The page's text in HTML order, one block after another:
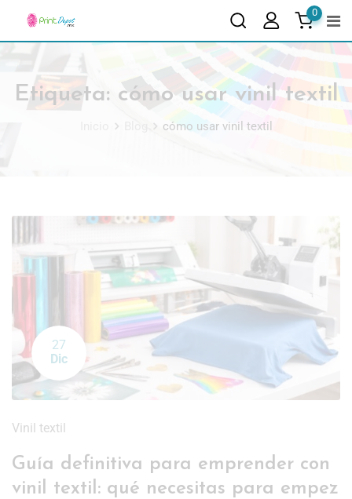
0
Etiqueta: cómo usar vinil textil
cómo usar vinil textil
27
Dic
Vinil textil
Guía definitiva para emprender con
vinil textil: qué necesitas para empez